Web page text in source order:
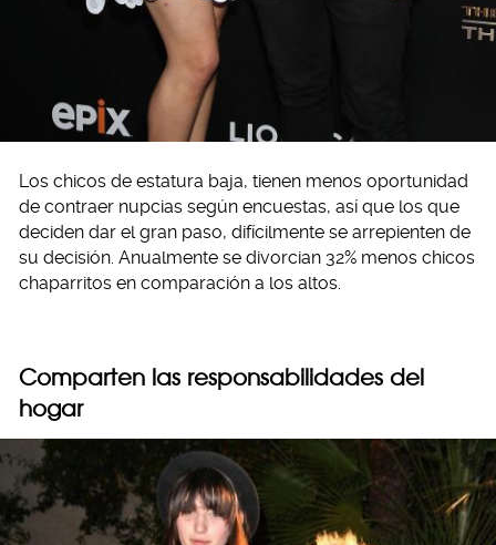
Los chicos de estatura baja, tienen menos oportunidad
de contraer nupcias según encuestas, así que los que
deciden dar el gran paso, difícilmente se arrepienten de
su decisión. Anualmente se divorcian 32% menos chicos
chaparritos en comparación a los altos.
Comparten las responsabilidades del
hogar